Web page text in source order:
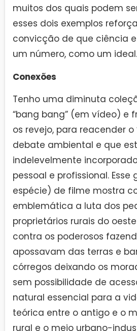
muitos dos quais podem
esses dois exemplos
convicção de que ciência
um número, como um ideal.
Conexões
Tenho uma diminuta
“bang bang” (em vídeo) e
os revejo, para reacender o
debate ambiental e que
indelevelmente
pessoal e profissional. Esse
espécie) de filme mostra
emblemática a luta dos
proprietários rurais do
contra os poderosos
apossavam das terras e
córregos deixando os
sem possibilidade de
natural essencial para a
teórica entre o antigo e o
rural e o meio urbano-